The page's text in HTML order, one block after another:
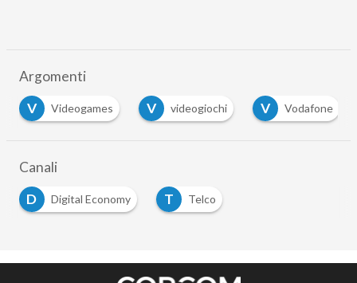
Argomenti
V
Videogames V videogiochi V Vodafone
Canali
D
Digital Economy T Telco